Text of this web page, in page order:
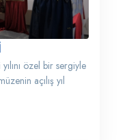
özel bir sergiyle
açılış yıl